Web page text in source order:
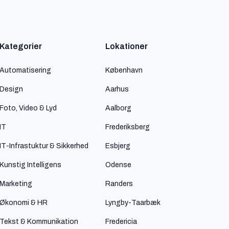
Kategorier
Automatisering
Design
Foto, Video & Lyd
IT
IT-Infrastuktur & Sikkerhed
Kunstig Intelligens
Marketing
Økonomi & HR
Tekst & Kommunikation
Lokationer
København
Aarhus
Aalborg
Frederiksberg
Esbjerg
Odense
Randers
Lyngby-Taarbæk
Fredericia